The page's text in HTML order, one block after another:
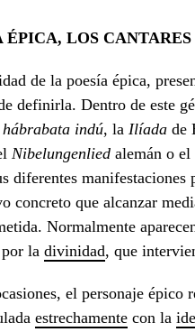
ÉPICA, LOS CANTARES
de la poesía épica,
definirla. Dentro de este
indú, la Ilíada de
Nibelungenlied alemán o el
diferentes
concreto que alcanzar
Normalmente
la divinidad, que
el personaje épico
estrechamente con la